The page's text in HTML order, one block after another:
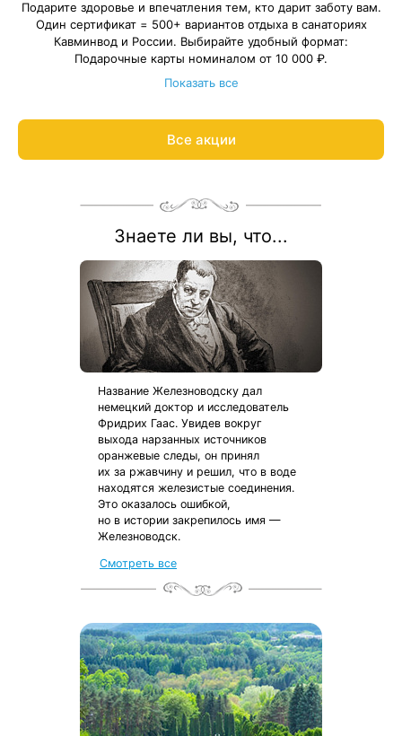
Подарите здоровье и впечатления тем, кто дарит заботу вам.
Один сертификат = 500+ вариантов отдыха в санаториях
Кавминвод и России. Выбирайте удобный формат:
Подарочные карты номиналом от 10 000 ₽.
Подарочные путёвки в санаторий на выбранные даты.
С теплом и заботой организуем отдых в санатории для ваших
Подробнее о подарочных картах и путёвках
Показать все
Все акции
Знаете ли вы, что...
Название Железноводску дал
немецкий доктор и исследователь
Фридрих Гаас. Увидев вокруг
выхода нарзанных источников
оранжевые следы, он принял
их за ржавчину и решил, что в воде
находятся железистые соединения.
Это оказалось ошибкой,
но в истории закрепилось имя —
Железноводск.
Смотреть все